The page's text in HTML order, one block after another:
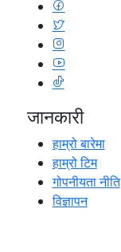
जानकारी
हाम्रो बारेमा
हाम्रो टिम
गोपनीयता नीति
विज्ञापन